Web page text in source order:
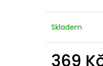
Skladem
369